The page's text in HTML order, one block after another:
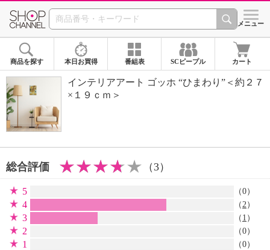
SHOP CHANNEL シメニュー
商品を探す 本日お買得 番組表 SCピープル カート
インテリアアート ゴッホ “ひまわり”＜約２７
×１９ｃｍ＞
総合評価 （3）
5 （0）
4 （2）
3 （ 1 ）
2 （0）
1 （0）